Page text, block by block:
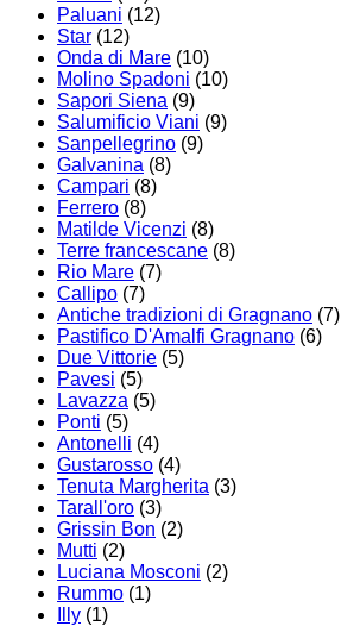
Paluani (12)
Star (12)
Onda di Mare (10)
Molino Spadoni (10)
Sapori Siena (9)
Salumificio Viani (9)
Sanpellegrino (9)
Galvanina (8)
Campari (8)
Ferrero (8)
Matilde Vicenzi (8)
Terre francescane (8)
Rio Mare (7)
Callipo (7)
Antiche tradizioni di Gragnano (7)
Pastifico D'Amalfi Gragnano (6)
Due Vittorie (5)
Pavesi (5)
Lavazza (5)
Ponti (5)
Antonelli (4)
Gustarosso (4)
Tenuta Margherita (3)
Tarall'oro (3)
Grissin Bon (2)
Mutti (2)
Luciana Mosconi (2)
Rummo (1)
Illy (1)